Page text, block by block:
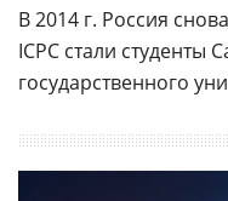
В 2014 г. Россия снова
ICPC стали студенты
государственного